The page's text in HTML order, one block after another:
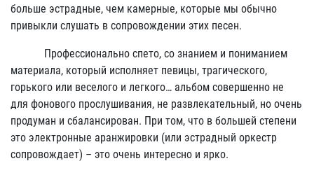
больше эстрадные, чем камерные, которые мы обычно
привыкли слушать в сопровождении этих песен.
Профессионально спето, со знанием и пониманием
материала, который исполняет певицы, трагического,
горького или веселого и легкого… альбом совершенно не
для фонового прослушивания, не развлекательный, но очень
продуман и сбалансирован. При том, что в большей степени
это электронные аранжировки (или эстрадный оркестр
сопровождает) – это очень интересно и ярко.